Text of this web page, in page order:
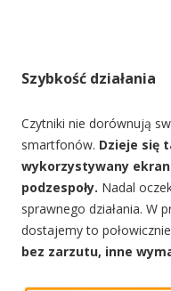
Szybkość działania
Czytniki nie dorównują
smartfonów. Dzieje się
wykorzystywany ekran
podzespoły. Nadal
sprawnego działania. W
dostajemy to
bez zarzutu, inne